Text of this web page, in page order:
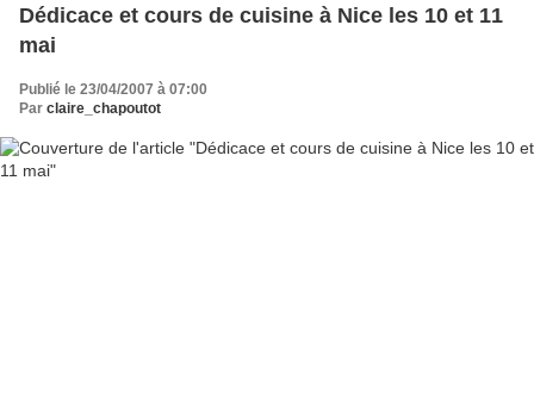
Dédicace et cours de cuisine à Nice les 10 et 11
mai
Publié le 23/04/2007 à 07:00
Par claire_chapoutot